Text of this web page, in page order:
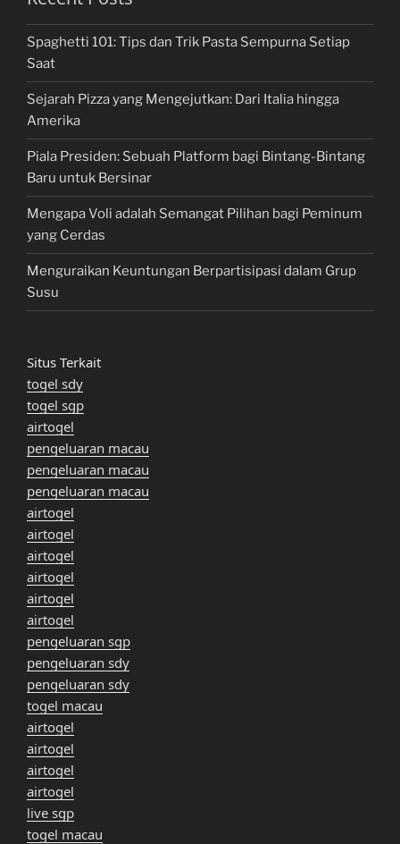
Spaghetti 101: Tips dan Trik Pasta Sempurna Setiap
Saat
Sejarah Pizza yang Mengejutkan: Dari Italia hingga
Amerika
Piala Presiden: Sebuah Platform bagi Bintang-Bintang
Baru untuk Bersinar
Mengapa Voli adalah Semangat Pilihan bagi Peminum
yang Cerdas
Menguraikan Keuntungan Berpartisipasi dalam Grup
Susu
Situs Terkait
togel sdy
togel sgp
airtogel
pengeluaran macau
pengeluaran macau
pengeluaran macau
airtogel
airtogel
airtogel
airtogel
airtogel
airtogel
pengeluaran sgp
pengeluaran sdy
pengeluaran sdy
togel macau
airtogel
airtogel
airtogel
airtogel
live sgp
togel macau